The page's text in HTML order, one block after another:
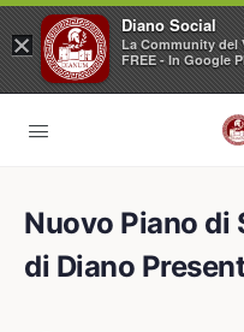
Nuovo Piano di
di Diano
×
Diano Social
La Community del
FREE - In Google